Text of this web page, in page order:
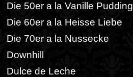
Die 50er a la Vanille Pudding
Die 60er a la Heisse Liebe
Die 70er a la Nussecke
Downhill
Dulce de Leche